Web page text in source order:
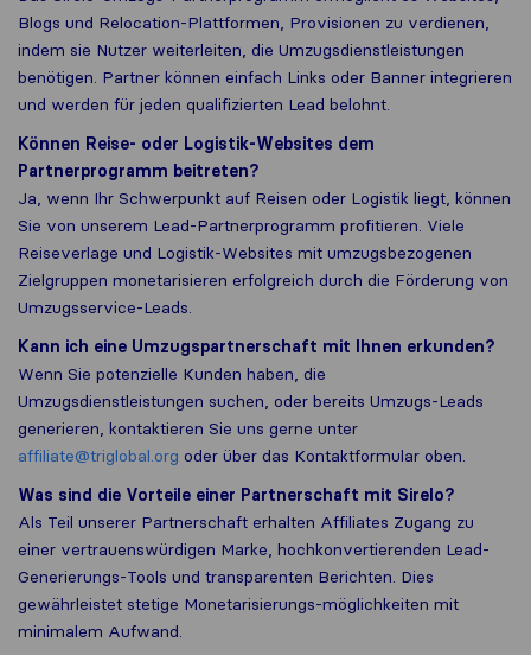
Blogs und Relocation-Plattformen, Provisionen zu verdienen,
indem sie Nutzer weiterleiten, die Umzugsdienstleistungen
benötigen. Partner können einfach Links oder Banner integrieren
und werden für jeden qualifizierten Lead belohnt.
Können Reise- oder Logistik-Websites dem
Partnerprogramm beitreten?
Ja, wenn Ihr Schwerpunkt auf Reisen oder Logistik liegt, können
Sie von unserem Lead-Partnerprogramm profitieren. Viele
Reiseverlage und Logistik-Websites mit umzugsbezogenen
Zielgruppen monetarisieren erfolgreich durch die Förderung von
Umzugsservice-Leads.
Kann ich eine Umzugspartnerschaft mit Ihnen erkunden?
Wenn Sie potenzielle Kunden haben, die
Umzugsdienstleistungen suchen, oder bereits Umzugs-Leads
generieren, kontaktieren Sie uns gerne unter
affiliate@triglobal.org oder über das Kontaktformular oben.
Was sind die Vorteile einer Partnerschaft mit Sirelo?
Als Teil unserer Partnerschaft erhalten Affiliates Zugang zu
einer vertrauenswürdigen Marke, hochkonvertierenden Lead-
Generierungs-Tools und transparenten Berichten. Dies
gewährleistet stetige Monetarisierungs-möglichkeiten mit
minimalem Aufwand.